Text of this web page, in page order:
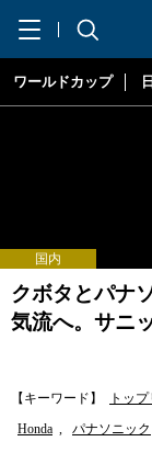
ワールドカップ
国内
クボタとパナ
気流へ。サニ
【キーワード】 トッ
Honda , パナソニック